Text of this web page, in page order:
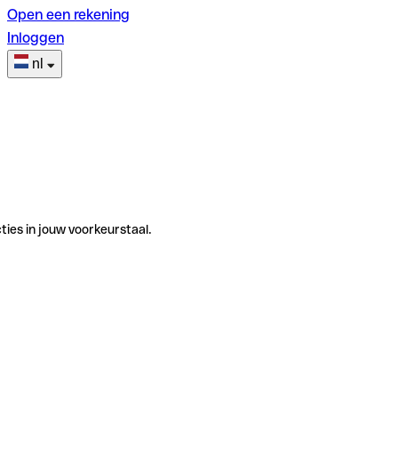
Open een rekening
Inloggen
nl
in jouw voorkeurstaal.